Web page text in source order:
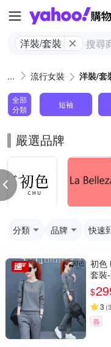
洋裝/套裝
流行女裝 洋裝/套
全部
分類
短袖
嚴選品牌
分類 品牌 快速
初色
套裝
$
3 (3
券